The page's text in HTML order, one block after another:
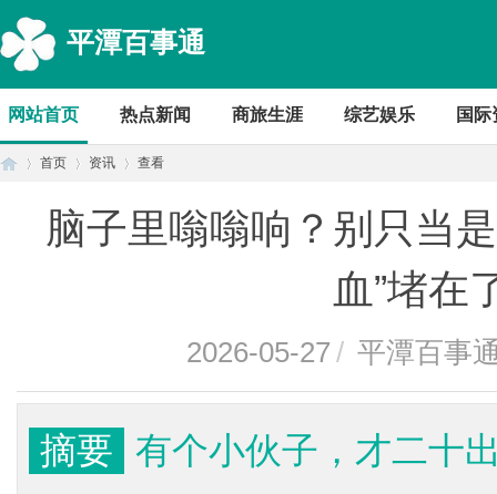
平潭百事通
网站首页 热点新闻 商旅生涯 综艺娱乐 国际
首页 资讯 查看
脑子里嗡嗡响？别只当
血”堵在
2026-05-27 / 平潭百事
摘要 有个小伙子，才二十